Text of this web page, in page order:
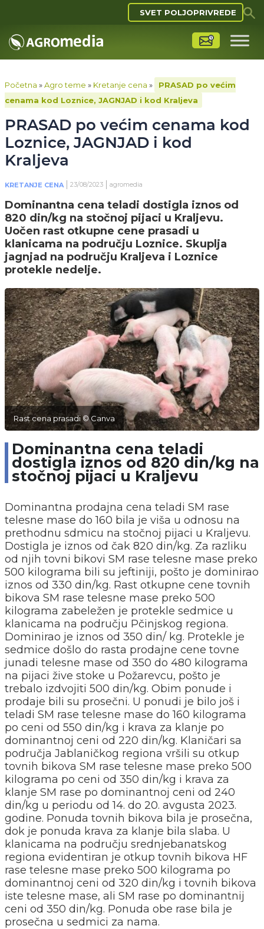
SVET POLJOPRIVREDE
Početna »Agro teme » Kretanje cena »
PRASAD po većim
cenama kod Loznice, JAGNJAD i kod Kraljeva
PRASAD po većim cenama kod
Loznice, JAGNJAD i kod
Kraljeva
KRETANJE CENA 23/08/2023 agromedia
Dominantna cena teladi dostigla iznos od
820 din/kg na stočnoj pijaci u Kraljevu.
Uočen rast otkupne cene prasadi u
klanicama na području Loznice. Skuplja
jagnjad na području Kraljeva i Loznice
protekle nedelje.
Rast cena prasadi © Canva
Dominantna cena teladi
dostigla iznos od 820 din/kg na
stočnoj pijaci u Kraljevu
Dominantna prodajna cena teladi SM rase
telesne mase do 160 bila je viša u odnosu na
prethodnu sdmicu na stočnoj pijaci u Kraljevu.
Dostigla je iznos od čak 820 din/kg. Za razliku
od njih tovni bikovi SM rase telesne mase preko
500 kilograma bili su jeftiniji, pošto je dominirao
iznos od 330 din/kg. Rast otkupne cene tovnih
bikova SM rase telesne mase preko 500
kilograma zabeležen je protekle sedmice u
klanicama na području Pčinjskog regiona.
Dominirao je iznos od 350 din/ kg. Protekle je
sedmice došlo do rasta prodajne cene tovne
junadi telesne mase od 350 do 480 kilograma
na pijaci žive stoke u Požarevcu, pošto je
trebalo izdvojiti 500 din/kg. Obim ponude i
prodaje bili su prosečni. U ponudi je bilo još i
teladi SM rase telesne mase do 160 kilograma
po ceni od 550 din/kg i krava za klanje po
dominantnoj ceni od 220 din/kg. Klaničari sa
područja Jablaničkog regiona vršili su otkup
tovnih bikova SM rase telesne mase preko 500
kilograma po ceni od 350 din/kg i krava za
klanje SM rase po dominantnoj ceni od 240
din/kg u periodu od 14. do 20. avgusta 2023.
godine. Ponuda tovnih bikova bila je prosečna,
dok je ponuda krava za klanje bila slaba. U
klanicama na području srednjebanatskog
regiona evidentiran je otkup tovnih bikova HF
rase telesne mase preko 500 kilograma po
dominantnoj ceni od 320 din/kg i tovnih bikova
iste telesne mase, ali SM rase po dominantnij
ceni od 350 din/kg. Ponuda obe rase bila je
prosečna u sedmici za nama.